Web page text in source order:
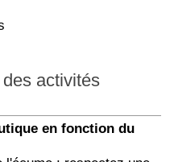
activités
en fonction du